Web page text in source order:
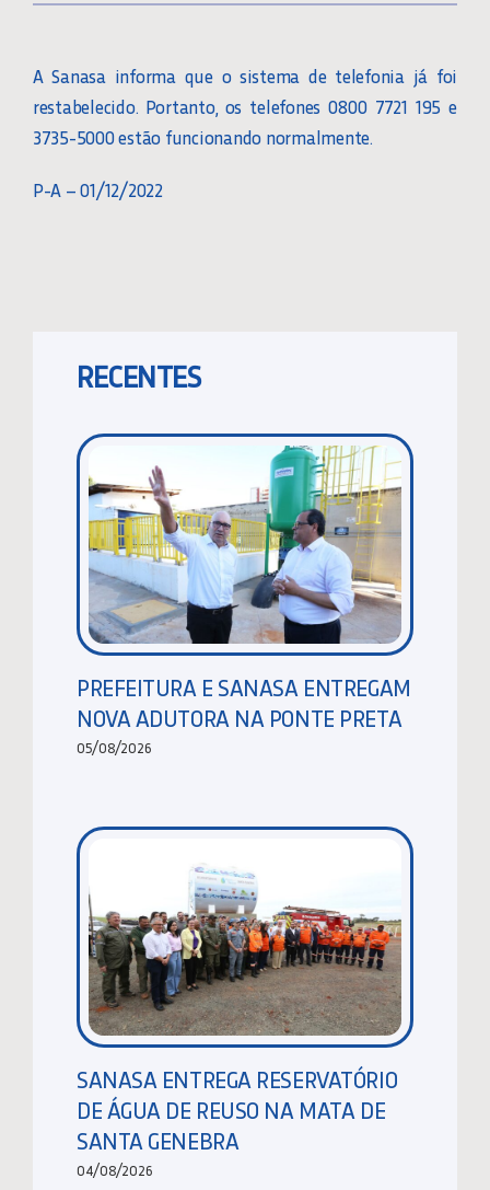
A Sanasa informa que o sistema de telefonia já foi
restabelecido. Portanto, os telefones 0800 7721 195 e
3735-5000 estão funcionando normalmente.
P-A – 01/12/2022
RECENTES
PREFEITURA E SANASA ENTREGAM
NOVA ADUTORA NA PONTE PRETA
05/08/2026
SANASA ENTREGA RESERVATÓRIO
DE ÁGUA DE REUSO NA MATA DE
SANTA GENEBRA
04/08/2026